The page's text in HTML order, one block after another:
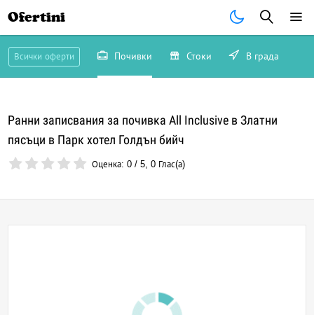
Ofertini
Всички оферти Почивки Стоки В града
Ранни записвания за почивка All Inclusive в Златни
пясъци в Парк хотел Голдън бийч
Оценка:0 /5,0 Глас(а)